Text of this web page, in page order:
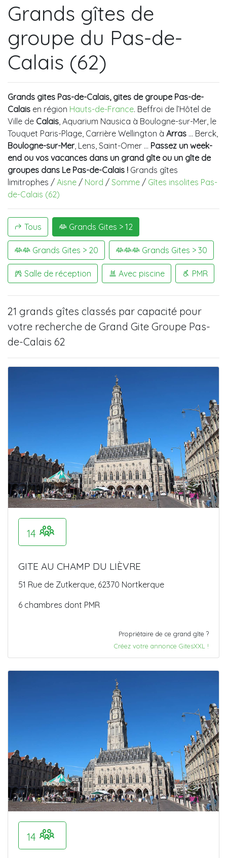
Grands gîtes de
groupe du Pas-de-
Calais (62)
Grands gites Pas-de-Calais, gites de groupe Pas-de-
Calais en région Hauts-de-France. Beffroi de l’Hôtel de
Ville de Calais, Aquarium Nausica à Boulogne-sur-Mer, le
Touquet Paris-Plage, Carrière Wellington à Arras ... Berck,
Boulogne-sur-Mer, Lens, Saint-Omer … Passez un week-
end ou vos vacances dans un grand gîte ou un gîte de
groupes dans Le Pas-de-Calais ! Grands gîtes
limitrophes / Aisne / Nord / Somme / Gîtes insolites Pas-
de-Calais (62)
Tous Grands Gites > 12
Grands Gites > 20 Grands Gites > 30
Salle de réception Avec piscine PMR
21 grands gîtes classés par capacité pour
votre recherche de Grand Gite Groupe Pas-
de-Calais 62
14
GITE AU CHAMP DU LIÈVRE
51 Rue de Zutkerque, 62370 Nortkerque
6 chambres dont PMR
Propriétaire de ce grand gîte ?
Créez votre annonce GitesXXL !
14